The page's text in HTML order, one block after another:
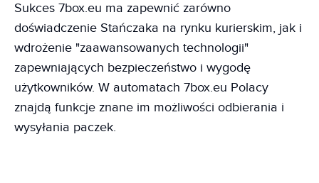
Sukces 7box.eu ma zapewnić zarówno
doświadczenie Stańczaka na rynku kurierskim, jak i
wdrożenie "zaawansowanych technologii"
zapewniających bezpieczeństwo i wygodę
użytkowników. W automatach 7box.eu Polacy
znajdą funkcje znane im możliwości odbierania i
wysyłania paczek.